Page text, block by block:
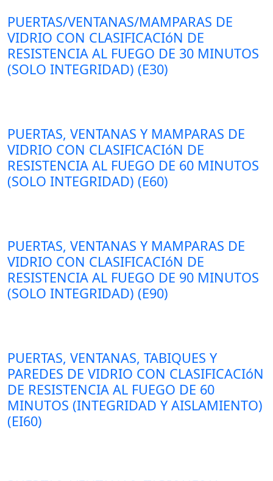
PUERTAS/VENTANAS/MAMPARAS DE
VIDRIO CON CLASIFICACIóN DE
RESISTENCIA AL FUEGO DE 30 MINUTOS
(SOLO INTEGRIDAD) (E30)
PUERTAS, VENTANAS Y MAMPARAS DE
VIDRIO CON CLASIFICACIóN DE
RESISTENCIA AL FUEGO DE 60 MINUTOS
(SOLO INTEGRIDAD) (E60)
PUERTAS, VENTANAS Y MAMPARAS DE
VIDRIO CON CLASIFICACIóN DE
RESISTENCIA AL FUEGO DE 90 MINUTOS
(SOLO INTEGRIDAD) (E90)
PUERTAS, VENTANAS, TABIQUES Y
PAREDES DE VIDRIO CON CLASIFICACIóN
DE RESISTENCIA AL FUEGO DE 60
MINUTOS (INTEGRIDAD Y AISLAMIENTO)
(EI60)